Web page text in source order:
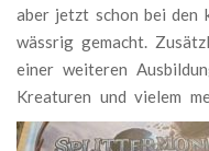
aber jetzt schon bei den
wässrig gemacht.
einer weiteren
Kreaturen und vielem